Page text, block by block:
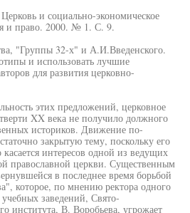
и социально-экономическое
и право. 2000. № 1. С. 9.
"Группы 32-х" и А.И.Введенского.
и использовать лучшие
для развития церковно-
этих предложений, церковное
XX века не получило должного
историков. Движение по-
закрытую тему, поскольку его
интересов одной из ведущих
православной церкви. Существенным
в последнее время борьбой
которое, по мнению ректора одного
заведений, Свято-
института, В. Воробьева, угрожает